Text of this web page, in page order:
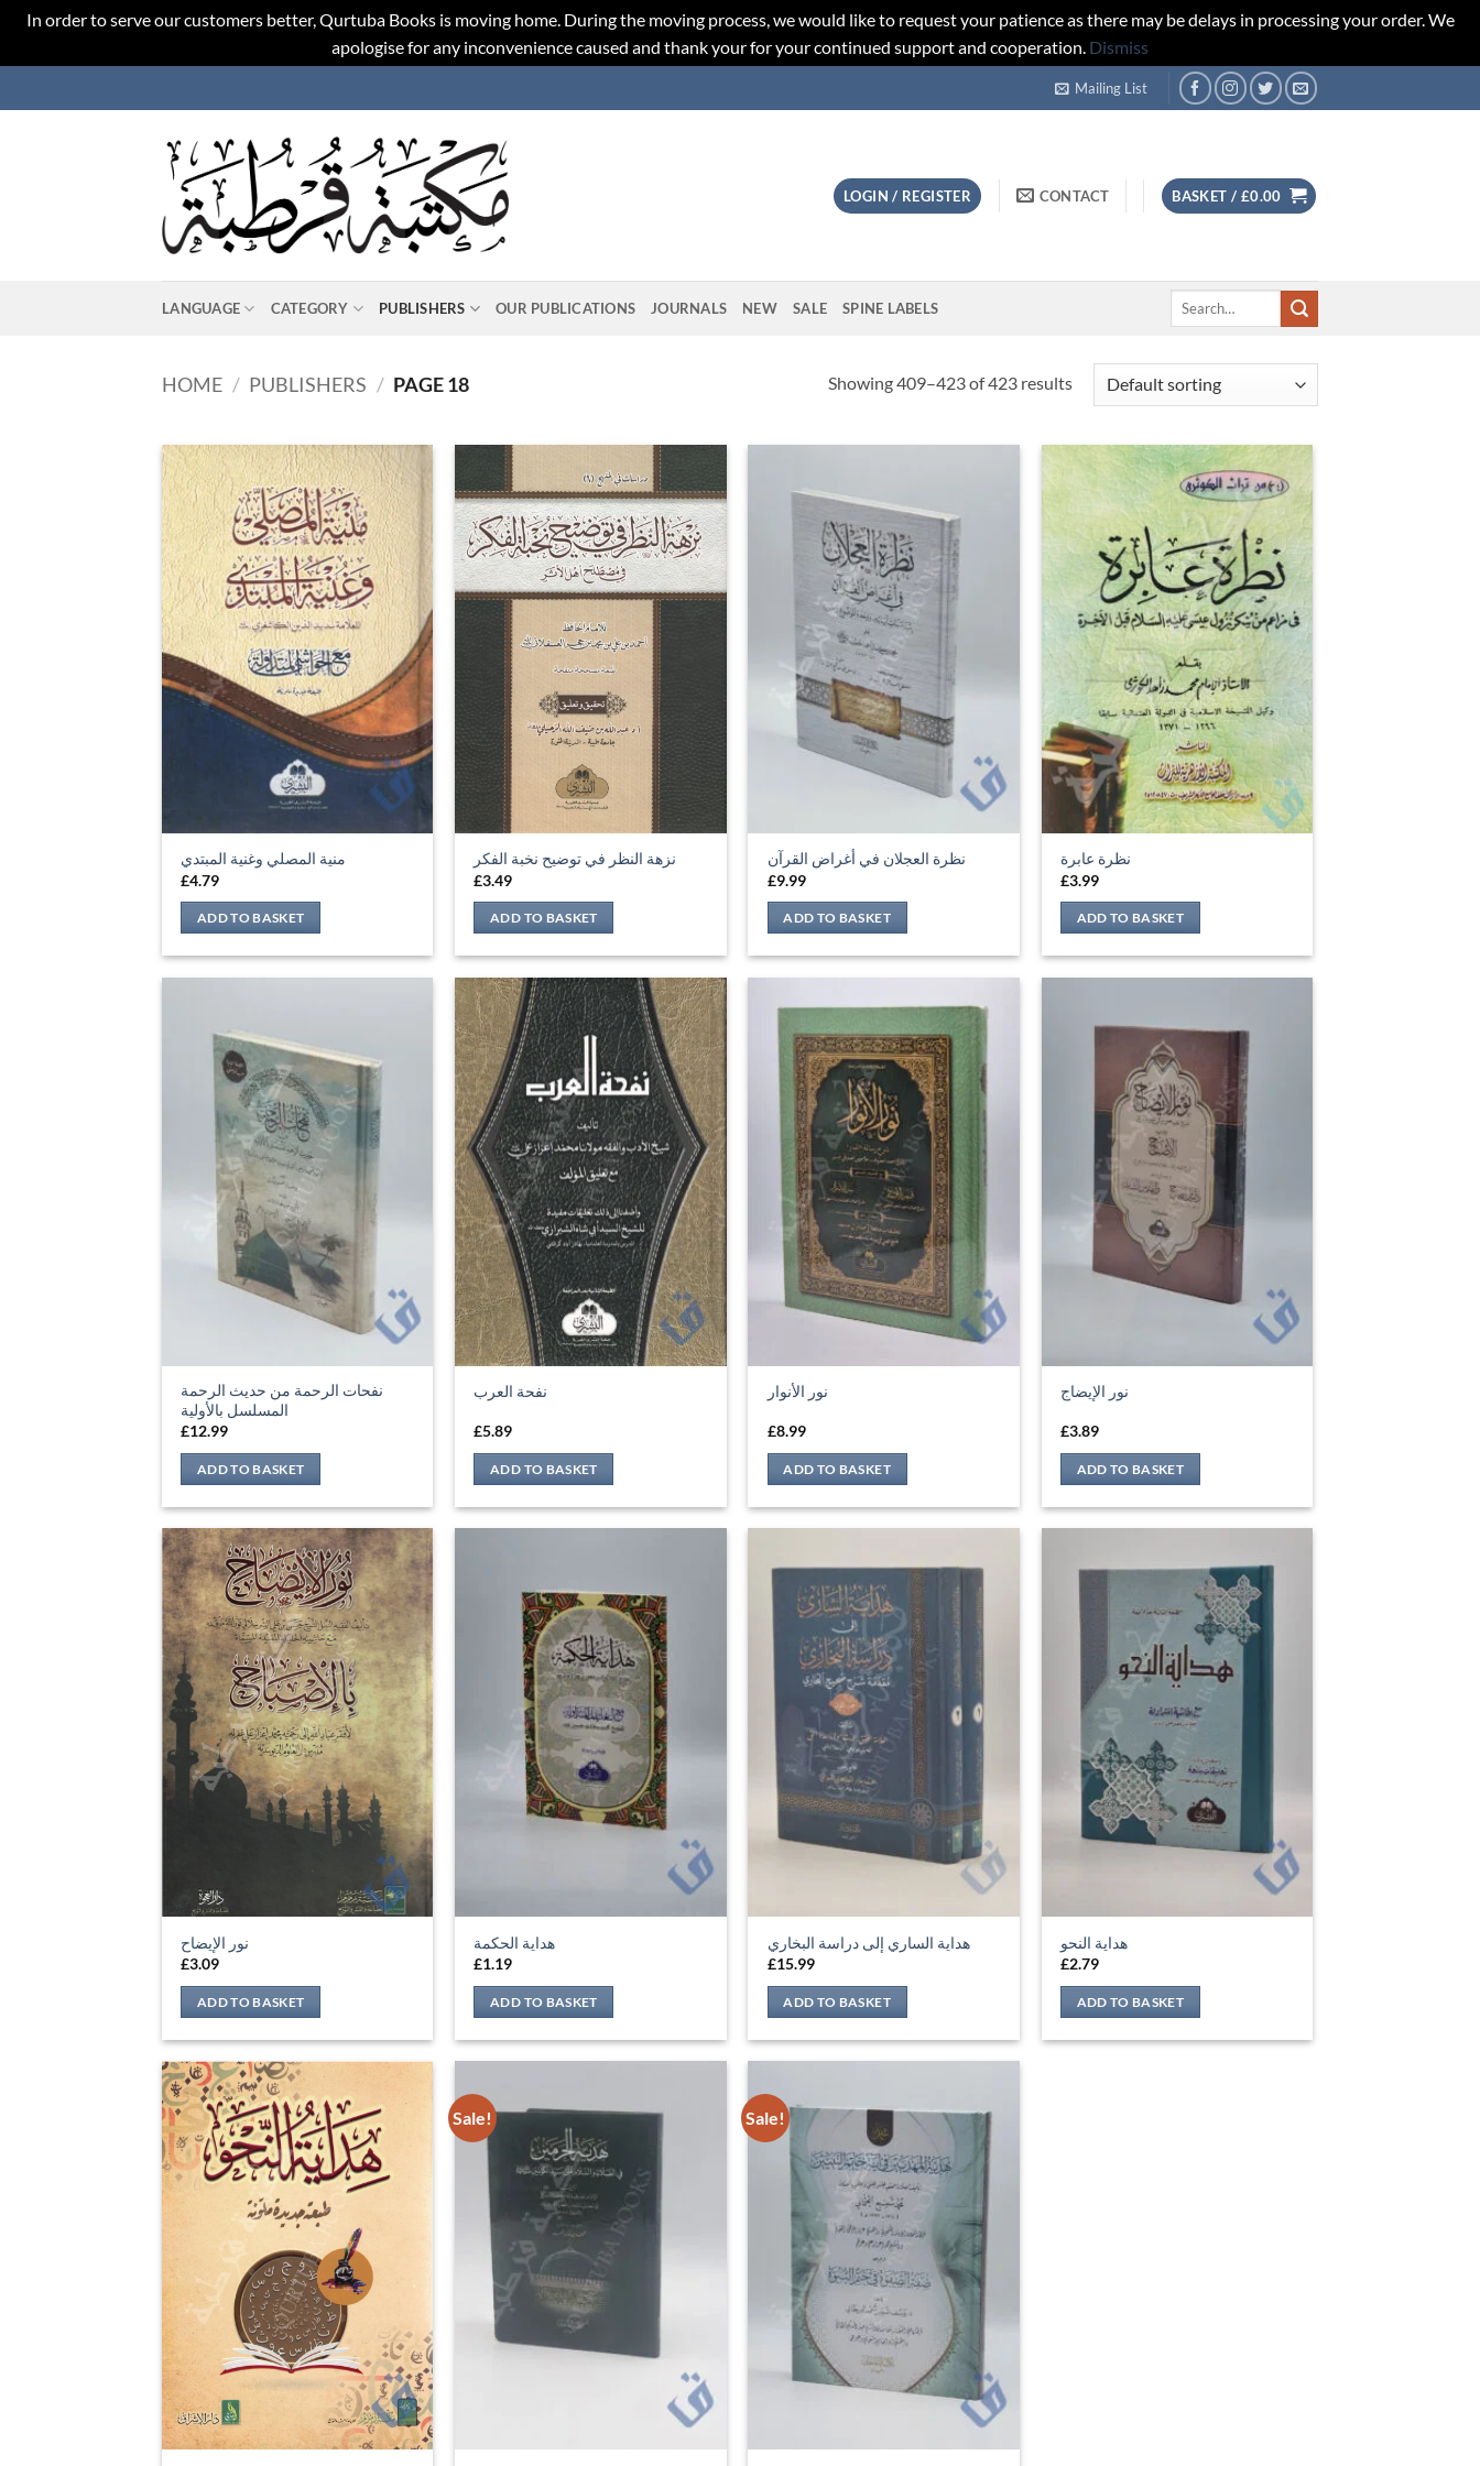
In order to serve our customers better, Qurtuba Books is moving home. During the moving process, we would like to request your patience as there may be delays in processing your order. We
apologise for any inconvenience caused and thank your for your continued support and cooperation. Dismiss
to
Mailing List
LOGIN / REGISTER CONTACT BASKET / £0.00
LANGUAGE CATEGORY PUBLISHERS OUR PUBLICATIONS JOURNALS NEW SALE SPINE LABELS
Search
HOME / PUBLISHERS / PAGE 18 Showing 409–423 of 423 results
منية المصلي وغنية المبتدي
£4.79
ADD TO BASKET
نزهة النظر في توضيح نخبة الفكر
£3.49
ADD TO BASKET
نظرة العجلان في أغراض القرآن
£9.99
ADD TO BASKET
نظرة عابرة
£3.99
ADD TO BASKET
نفحات الرحمة من حديث الرحمة
المسلسل بالأولية
£12.99
ADD TO BASKET
نفحة العرب
£5.89
ADD TO BASKET
نور الأنوار
£8.99
ADD TO BASKET
نور الإيضاج
£3.89
ADD TO BASKET
نور الإيضاح
£3.09
ADD TO BASKET
هداية الحكمة
£1.19
ADD TO BASKET
هداية الساري إلى دراسة البخاري
£15.99
ADD TO BASKET
هداية النحو
£2.79
ADD TO BASKET
Sale! Sale!